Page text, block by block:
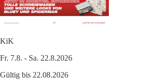
KiK
Fr. 7.8. - Sa. 22.8.2026
Gültig bis 22.08.2026